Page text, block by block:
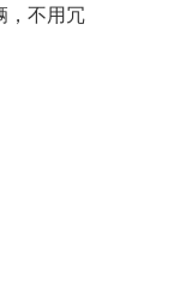
，不用冗